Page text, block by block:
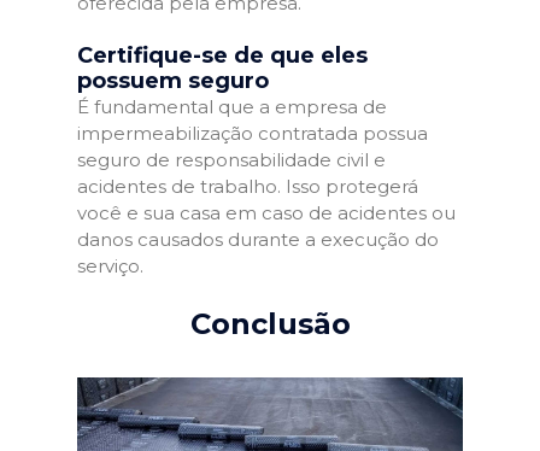
Certifique-se de que eles
possuem seguro
É fundamental que a empresa de
impermeabilização contratada possua
seguro de responsabilidade civil e
acidentes de trabalho. Isso protegerá
você e sua casa em caso de acidentes ou
danos causados durante a execução do
serviço.
Conclusão